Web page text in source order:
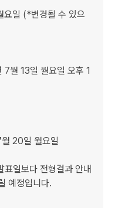
요일 (*변경될 수 있으
7월 13일 월요일 오후 1
20일 월요일
예정입니다.